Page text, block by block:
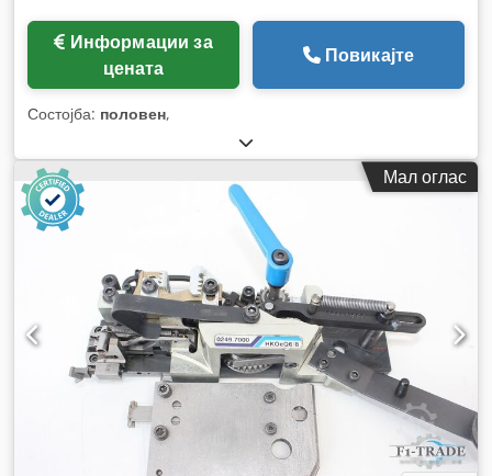
цената
Повикајте
Состојба: половен,
Мал оглас